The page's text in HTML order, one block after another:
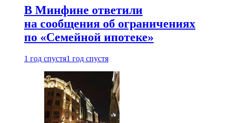
В Минфине ответили
на сообщения об ограничениях
по «Семейной ипотеке»
1 год спустя1 год спустя